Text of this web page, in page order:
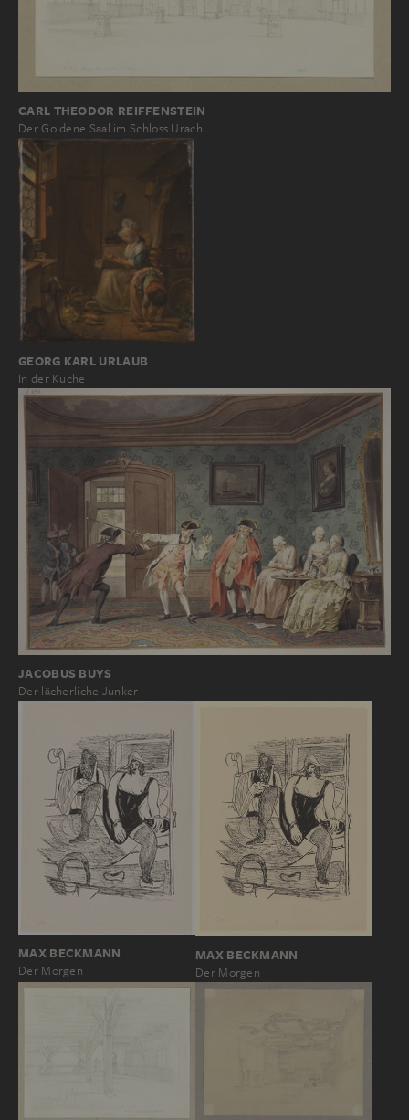
CARL THEODOR REIFFENSTEIN
Der Goldene Saal im Schloss Urach
GEORG KARL URLAUB
In der Küche
JACOBUS BUYS
Der lächerliche Junker
MAX BECKMANN
Der Morgen
MAX BECKMANN
Der Morgen